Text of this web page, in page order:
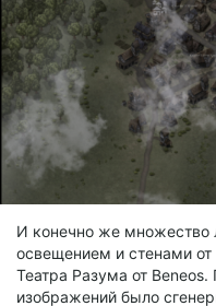
И конечно же множество
освещением и стенами
Театра Разума от
изображений было